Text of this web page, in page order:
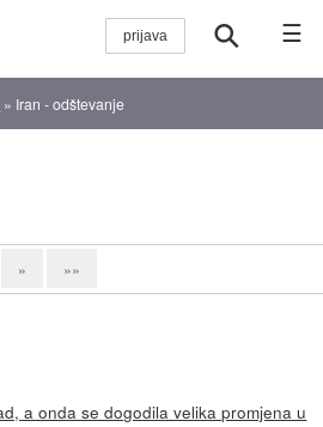
☰
» Iran - odštevanje
» »»
a onda se dogodila velika promjena u